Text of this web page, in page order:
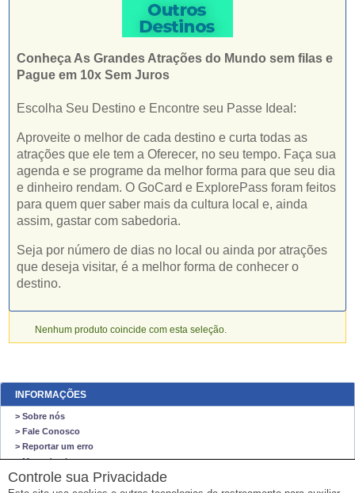
Conheça As Grandes Atrações do Mundo sem filas e
Pague em 10x Sem Juros
Escolha Seu Destino e Encontre seu Passe Ideal:
Aproveite o melhor de cada destino e curta todas as
atrações que ele tem a Oferecer, no seu tempo. Faça sua
agenda e se programe da melhor forma para que seu dia
e dinheiro rendam. O GoCard e ExplorePass foram feitos
para quem quer saber mais da cultura local e, ainda
assim, gastar com sabedoria.
Seja por número de dias no local ou ainda por atrações
que deseja visitar, é a melhor forma de conhecer o
destino.
Nenhum produto coincide com esta seleção.
INFORMAÇÕES
> Sobre nós
> Fale Conosco
> Reportar um erro
> Mapa do site
O NEGO VIAJA STORE
Controle sua Privacidade